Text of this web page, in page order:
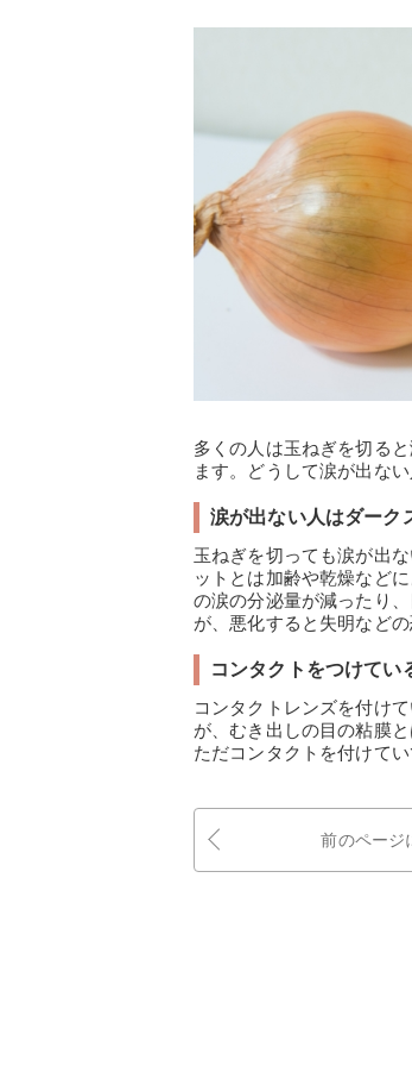
多くの人は玉ねぎを切る
ます。どうして涙が出な
涙が出ない人はダーク
玉ねぎを切っても涙が出
ットとは加齢や乾燥など
の涙の分泌量が減ったり
が、悪化すると失明など
コンタクトをつけてい
コンタクトレンズを付け
が、むき出しの目の粘膜
ただコンタクトを付けて
前のページ